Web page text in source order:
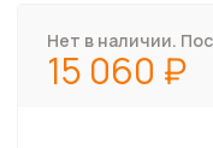
Нет в наличии.
15 060